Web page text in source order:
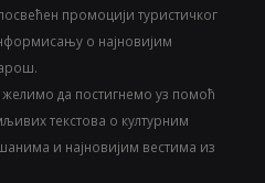
промоцији туристичког
о најновијим
да постигнемо уз помоћ
текстова о културним
и најновијим вестима из